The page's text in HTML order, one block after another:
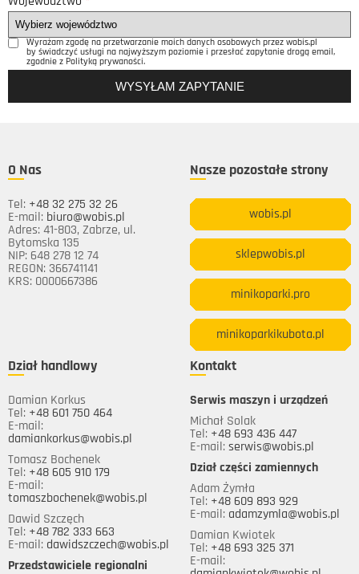
Wyrażam zgodę na przetwarzanie moich danych osobowych przez wobis.pl
by świadczyć usługi na najwyższym poziomie i przesłać zapytanie drogą email,
zgodnie z Polityką prywaności.
O Nas
Tel: +48 32 275 32 26
E-mail: biuro@wobis.pl
Adres: 41-803, Zabrze, ul.
Bytomska 135
NIP: 648 278 12 74
REGON: 366741141
KRS: 0000667386
Nasze pozostałe strony
wobis.pl
sklepwobis.pl
minikoparki.pro
minikoparkikubota.pl
Dział handlowy
Damian Korkus
Tel: +48 601 750 464
E-mail:
damiankorkus@wobis.pl
Tomasz Bochenek
Tel: +48 605 910 179
E-mail:
tomaszbochenek@wobis.pl
Dawid Szczęch
Tel: +48 782 333 663
E-mail: dawidszczech@wobis.pl
Przedstawiciele regionalni
Kontakt
Serwis maszyn i urządzeń
Michał Solak
Tel: +48 693 436 447
E-mail: serwis@wobis.pl
Dział części zamiennych
Adam Żymła
Tel: +48 609 893 929
E-mail: adamzymla@wobis.pl
Damian Kwiotek
Tel: +48 693 325 371
E-mail: